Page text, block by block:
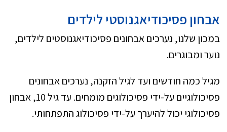
אבחון פסיכודיאגנוסטי לילדים
במכון שלנו, נערכים אבחונים פסיכודיאגנוסטים לילדים,
נוער ומבוגרים.
מגיל כמה חודשים ועד לגיל הזקנה, נערכים אבחונים
פסיכולוגיים על-ידי פסיכולוגים מומחים. עד גיל 10, אבחון
פסיכולוגי יכול להיערך על-ידי פסיכולוג התפתחותי.